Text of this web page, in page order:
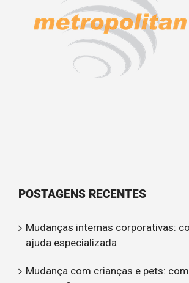
POSTAGENS RECENTES
Mudanças internas corporativas:
ajuda especializada
Mudança com crianças e pets: